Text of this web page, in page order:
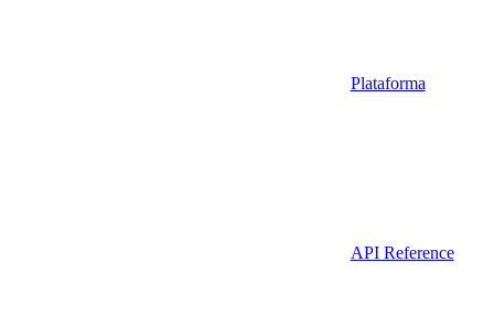
Plataforma
API Reference